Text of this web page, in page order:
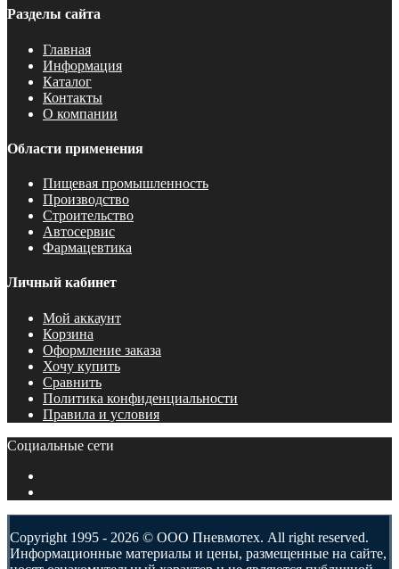
Разделы сайта
Главная
Информация
Каталог
Контакты
О компании
Области применения
Пищевая промышленность
Производство
Строительство
Автосервис
Фармацевтика
Личный кабинет
Мой аккаунт
Корзина
Оформление заказа
Хочу купить
Сравнить
Политика конфиденциальности
Правила и условия
Социальные сети
Copyright 1995 - 2026 © ООО Пневмотех. All right reserved.
Информационные материалы и цены, размещенные на сайте,